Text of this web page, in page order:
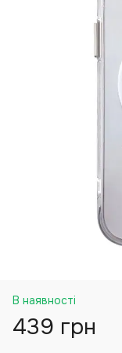
В наявності
439 грн